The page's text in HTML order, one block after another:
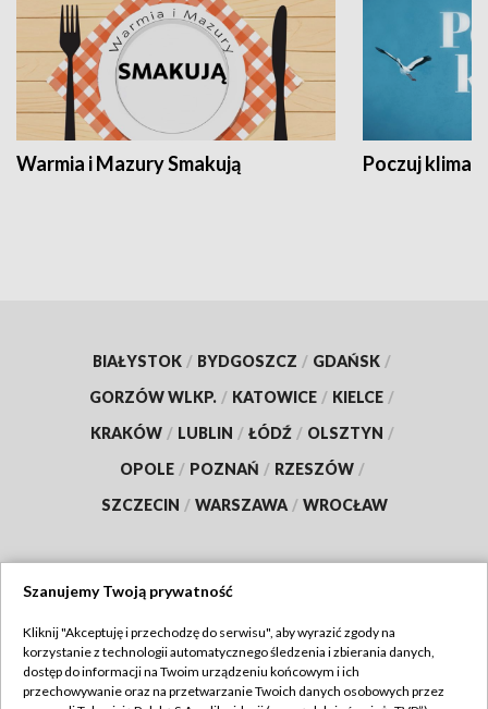
Warmia i Mazury Smakują Poczuj klimat
BIAŁYSTOK / BYDGOSZCZ / GDAŃSK /
GORZÓW WLKP. / KATOWICE / KIELCE /
KRAKÓW / LUBLIN / ŁÓDŹ / OLSZTYN /
OPOLE / POZNAŃ / RZESZÓW /
SZCZECIN / WARSZAWA / WROCŁAW
TVP
Abonament TVP
Regulamin TVP
Szanujemy Twoją prywatność
Kliknij "Akceptuję i przechodzę do serwisu", aby wyrazić zgody na
korzystanie z technologii automatycznego śledzenia i zbierania danych,
dostęp do informacji na Twoim urządzeniu końcowym i ich
przechowywanie oraz na przetwarzanie Twoich danych osobowych przez